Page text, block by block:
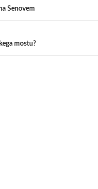
Senovem
mostu?